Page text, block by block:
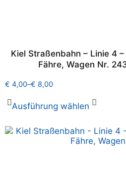
Kiel Straßenbahn – Linie 4
Fähre, Wagen Nr.
€ 4,00–€ 8,00
Ausführung wählen